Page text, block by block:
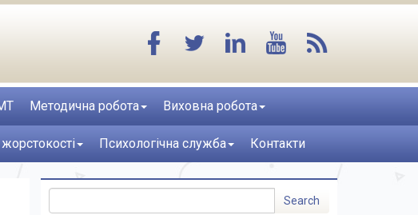
Методична робота Виховна робота
Психологічна служба Контакти